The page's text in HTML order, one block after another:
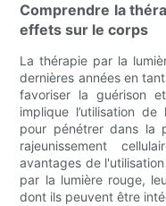
Comprendre la
effets sur le corps
La thérapie par la
dernières années en
favoriser la guérison
implique l’utilisation
pour pénétrer dans la
rajeunissement
avantages de
par la lumière rouge,
dont ils peuvent être